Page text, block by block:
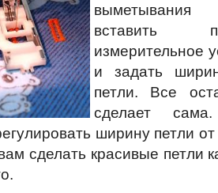
вставить
измерительное
и задать
петли. Все
сделает
ширину петли
сделать красивые петли